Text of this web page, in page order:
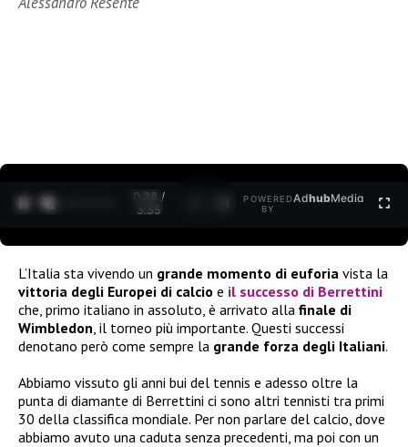
0:29 /
3:35
POWERED
BY
AdhubMedia
L’Italia sta vivendo un grande momento di euforia vista la
vittoria degli Europei di calcio e il successo di Berrettini
che, primo italiano in assoluto, è arrivato alla finale di
Wimbledon , il torneo più importante. Questi successi
denotano però come sempre la grande forza degli Italiani.
Abbiamo vissuto gli anni bui del tennis e adesso oltre la
punta di diamante di Berrettini ci sono altri tennisti tra primi
30 della classifica mondiale. Per non parlare del calcio, dove
abbiamo avuto una caduta senza precedenti, ma poi con un